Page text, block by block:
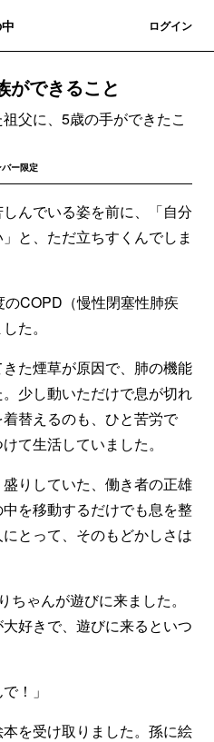
ログイン
ができること
父に、5歳の手ができたこ
ー限定
んでいる姿を前に、「自分
と、ただ立ちすくんでしま
COPD（慢性閉塞性肺疾
た。
た煙草が原因で、肺の機能
少し動いただけで息が切れ
替えるのも、ひと苦労で
て生活していました。
りしていた、働き者の正雄
を移動するだけでも息を整
とって、そのもどかしさは
ゃんが遊びに来ました。
好きで、遊びに来るといつ
！」
を受け取りました。孫に絵